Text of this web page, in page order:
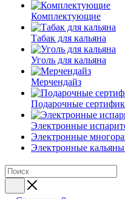
Комплектующие
Табак для кальяна
Уголь для кальяна
Мерчендайз
Подарочные
Электронные
Электронные
Электронные